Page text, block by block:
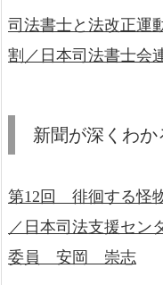
司法書士と法改正運
割／日本司法書士
新聞が深くわか
第12回 徘徊する怪
／日本司法支援セ
委員 安岡 崇志